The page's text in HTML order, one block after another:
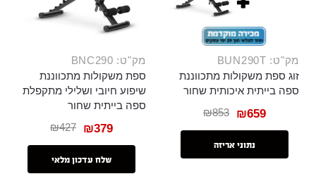
מק"ט: BUN290T
זוג ספת משקולות מתכווננת
ספה בייתית איכותית שחור
₪853 ₪659
נתוני אריזה
מק"ט: BNC290
ספת משקולות מתכווננת
שיפוע חיובי ושלילי מתקפלת
ספה בייתית שחור
₪427 ₪379
שלח עדכון מלאי